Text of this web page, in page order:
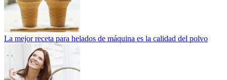
La mejor receta para helados de máquina es la calidad del polvo